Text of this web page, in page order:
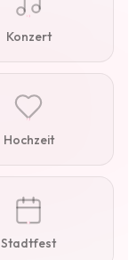
Konzert
Hochzeit
Stadtfest